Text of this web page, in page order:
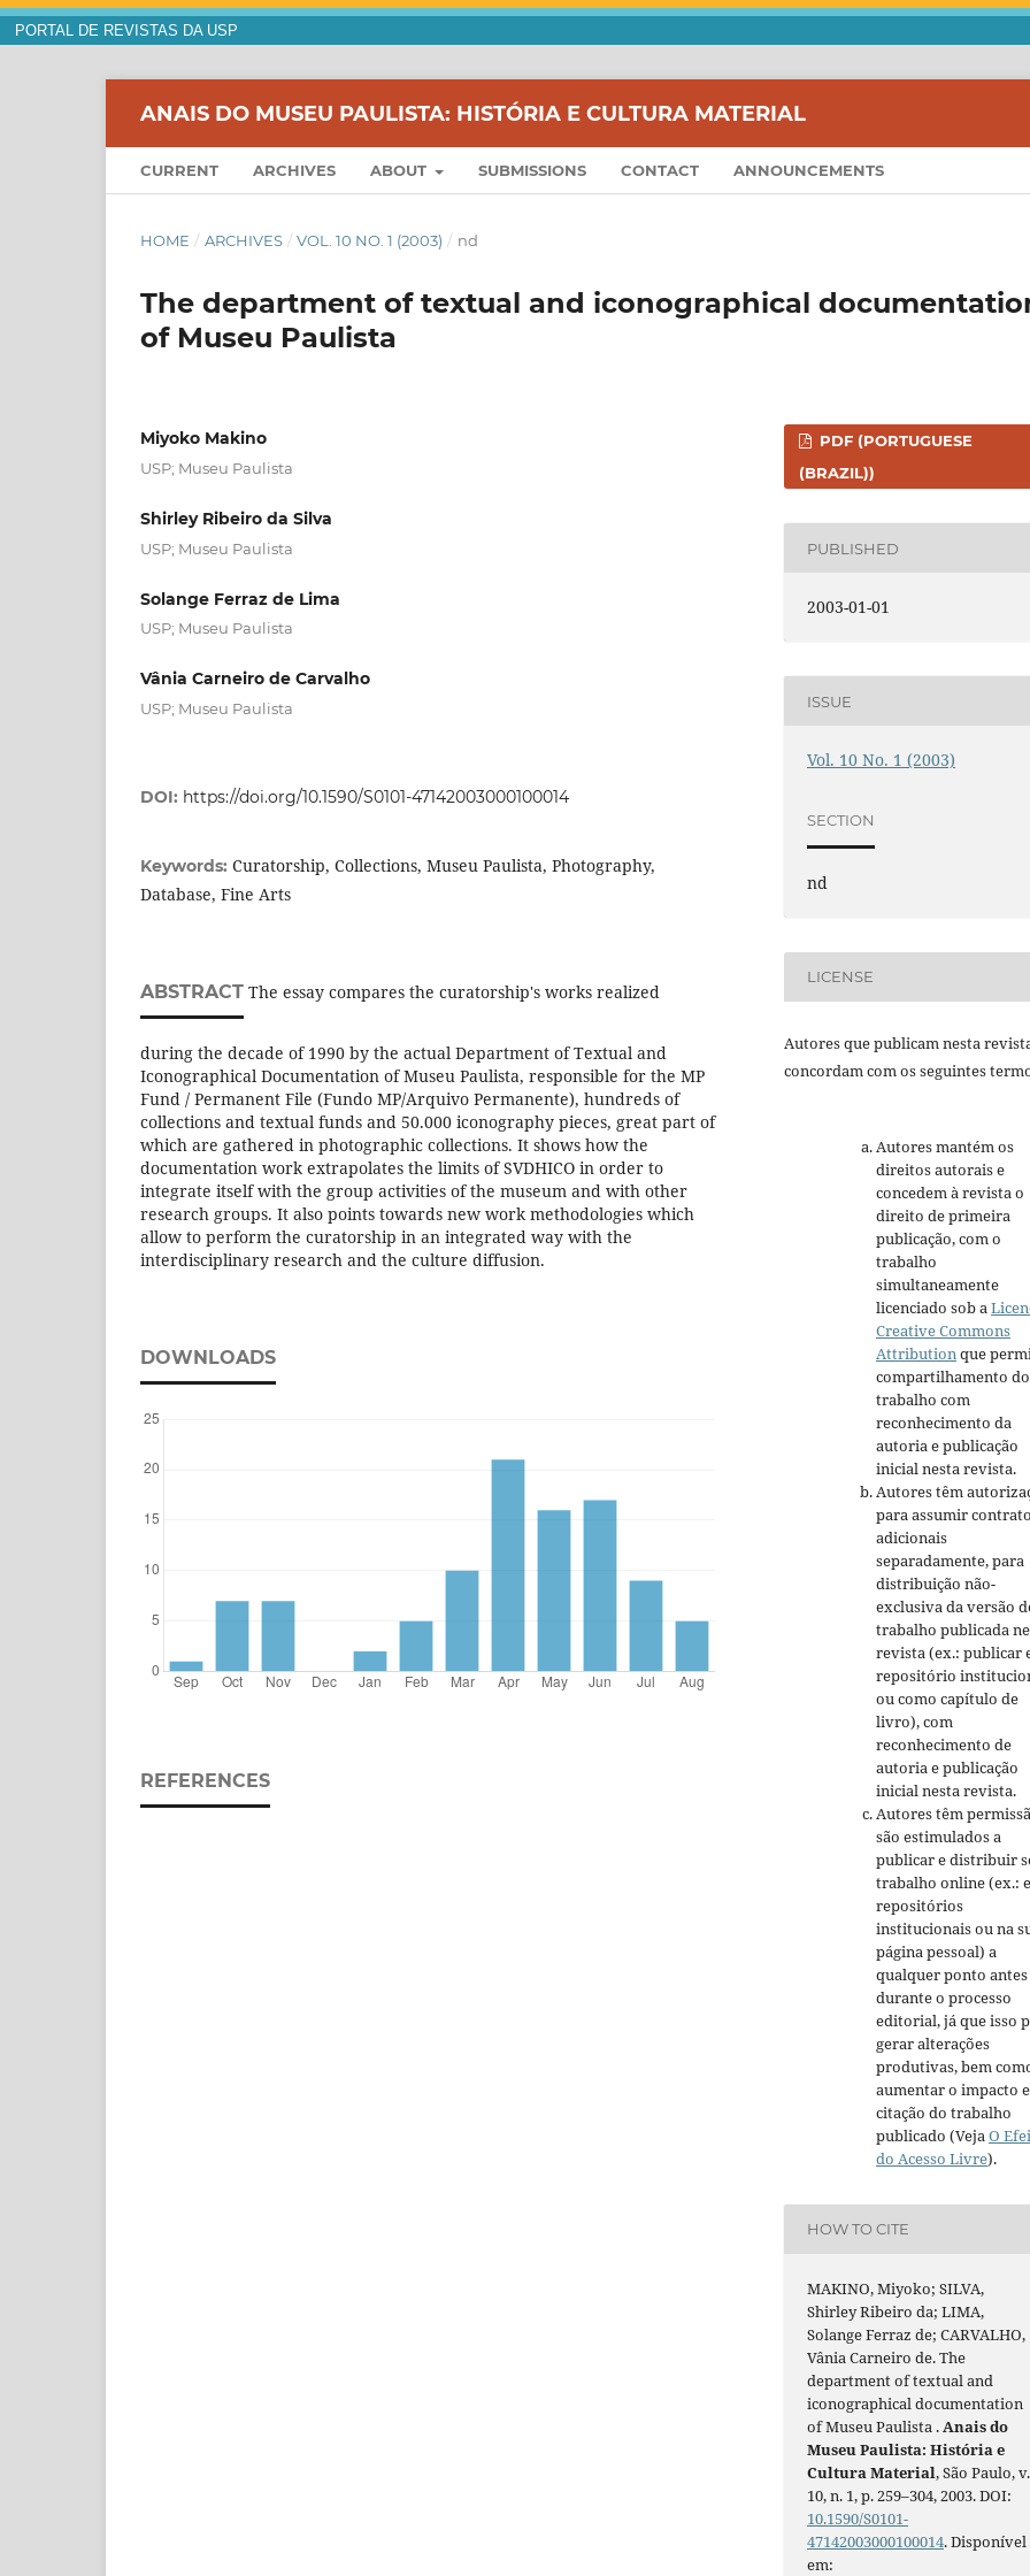
PORTAL DE REVISTAS DA USP
ANAIS DO MUSEU PAULISTA: HISTÓRIA E CULTURA MATERIAL
CURRENT ARCHIVES ABOUT SUBMISSIONS CONTACT ANNOUNCEMENTS
HOME / ARCHIVES / VOL. 10 NO. 1 (2003) / nd
The department of textual and iconographical
of Museu Paulista
Miyoko Makino
USP; Museu Paulista
Shirley Ribeiro da Silva
USP; Museu Paulista
Solange Ferraz de Lima
USP; Museu Paulista
Vânia Carneiro de Carvalho
USP; Museu Paulista
DOI: https://doi.org/10.1590/S0101-47142003000100014
Keywords: Curatorship, Collections, Museu Paulista, Photography,
Database, Fine Arts
ABSTRACT The essay compares the curatorship's works realized
during the decade of 1990 by the actual Department of Textual and
Iconographical Documentation of Museu Paulista, responsible for the MP
Fund / Permanent File (Fundo MP/Arquivo Permanente), hundreds of
collections and textual funds and 50.000 iconography pieces, great part of
which are gathered in photographic collections. It shows how the
documentation work extrapolates the limits of SVDHICO in order to
integrate itself with the group activities of the museum and with other
research groups. It also points towards new work methodologies which
allow to perform the curatorship in an integrated way with the
interdisciplinary research and the culture diffusion.
DOWNLOADS
REFERENCES
PDF (PORTUGUESE
(BRAZIL))
PUBLISHED
2003-01-01
ISSUE
Vol. 10 No. 1 (2003)
SECTION
nd
LICENSE
Autores que publicam nesta
concordam com os seguintes
Autores mantém os
direitos autorais e
concedem à revista o
direito de primeira
publicação, com o
trabalho
simultaneamente
licenciado sob a
Creative Commons
Attribution que
compartilhamento do
trabalho com
reconhecimento da
autoria e publicação
inicial nesta revista.
Autores têm
para assumir
adicionais
separadamente, para
distribuição não-
exclusiva da versão
trabalho publicada
revista (ex.: publicar
repositório
ou como capítulo de
livro), com
reconhecimento de
autoria e publicação
inicial nesta revista.
Autores têm
são estimulados a
publicar e distribuir
trabalho online (ex.:
repositórios
institucionais ou na
página pessoal) a
qualquer ponto antes
durante o processo
editorial, já que isso
gerar alterações
produtivas, bem
aumentar o impacto
citação do trabalho
publicado (Veja O
do Acesso Livre).
HOW TO CITE
MAKINO, Miyoko; SILVA,
Shirley Ribeiro da; LIMA,
Solange Ferraz de; CARVALHO,
Vânia Carneiro de. The
department of textual and
iconographical documentation
of Museu Paulista . Anais do
Museu Paulista: História e
Cultura Material, São Paulo, v.
10, n. 1, p. 259–304, 2003. DOI:
10.1590/S0101-
47142003000100014. Disponível
em: